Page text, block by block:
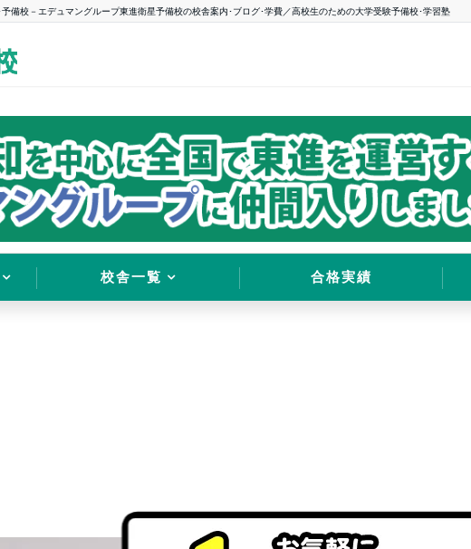
予備校－エデュマングループ東進衛星予備校の校舎案内･ブログ･学費／高校生のための大学受験予備校･学習塾
校舎一覧 合格実績